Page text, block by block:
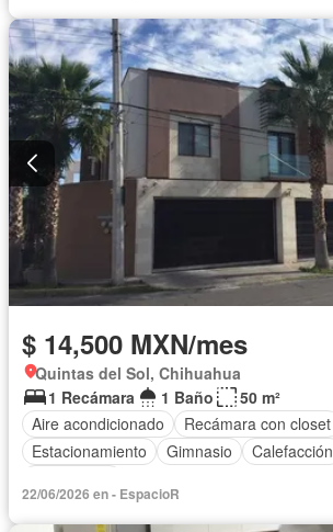
$ 14,500 MXN/mes
Quintas del Sol, Chihuahua
1 Recámara
1 Baño
50 m²
Aire acondicionado
Recámara con closet
Estacionamiento
Gimnasio Calefacción
22/06/2026 en - EspacioR